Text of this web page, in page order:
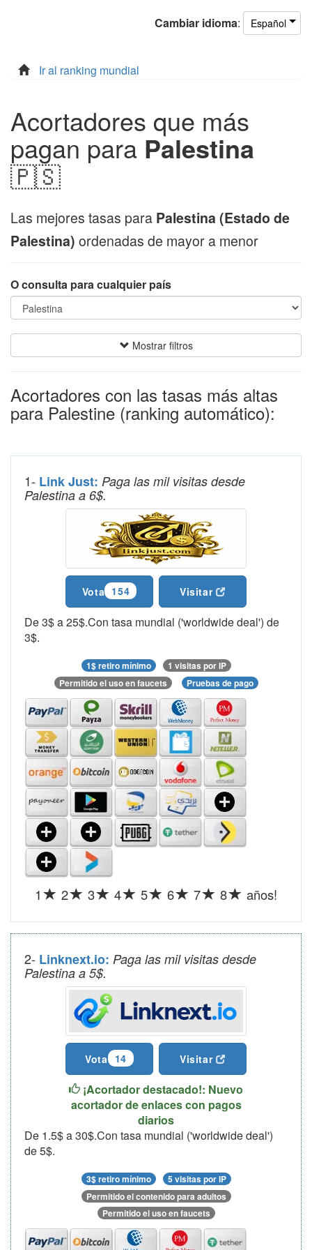
Cambiar idioma: Español
Ir al ranking mundial
Acortadores que más
pagan para Palestina
🇵🇸
Las mejores tasas para Palestina (Estado de
Palestina) ordenadas de mayor a menor
O consulta para cualquier país
Mostrar filtros
Acortadores con las tasas más altas
para Palestine (ranking automático):
1- Link Just:Paga las mil visitas desde
Palestina a 6$.
Vota 154 Visitar
De 3$ a 25$.Con tasa mundial ('worldwide deal') de
3$.
1$ retiro mínimo
1 visitas por IP
Permitido el uso en faucets
Pruebas de pago
1 2 3 4 5 6 7 8 años!
2- Linknext.io:Paga las mil visitas desde
Palestina a 5$.
Vota 14 Visitar
¡Acortador destacado!: Nuevo
acortador de enlaces con pagos
diarios
De 1.5$ a 30$.Con tasa mundial ('worldwide deal')
de 5$.
3$ retiro mínimo
5 visitas por IP
Permitido el contenido para adultos
Permitido el uso en faucets